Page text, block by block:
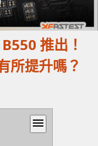
推出！
所提升嗎？
menu